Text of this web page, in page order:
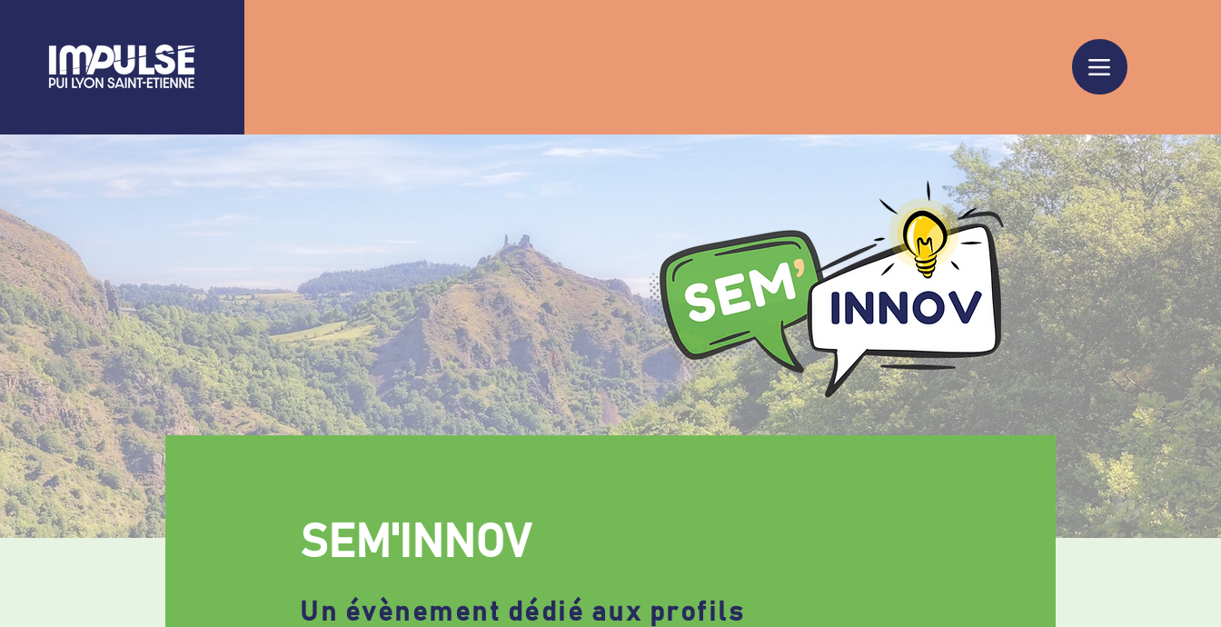
SEM'INNOV
Un évènement dédié aux profils